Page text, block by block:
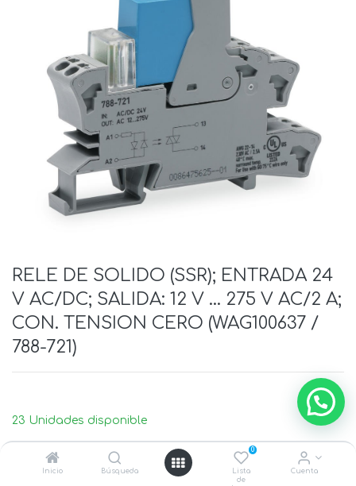
Inicio Búsqueda
0
Lista
de
Cuenta
RELE DE SOLIDO (SSR); ENTRADA 24
V AC/DC; SALIDA: 12 V ... 275 V AC/2 A;
CON. TENSION CERO (WAG100637 /
788-721)
23 Unidades disponible